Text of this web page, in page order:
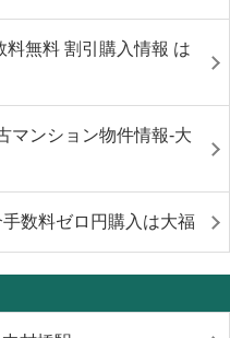
無料 割引購入情報 は
マンション物件情報-大
数料ゼロ円購入は大福